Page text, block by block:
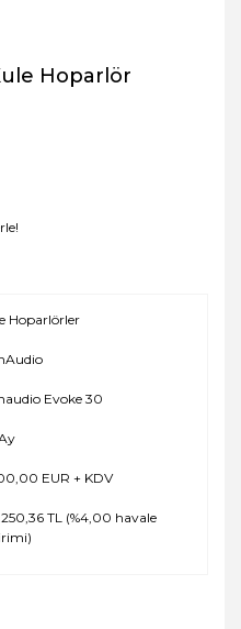
Hoparlör
Hoparlörler
Evoke 30
EUR + KDV
TL (%4,00 havale